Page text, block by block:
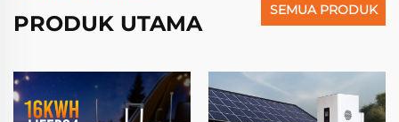
PRODUK UTAMA
SEMUA PRODUK